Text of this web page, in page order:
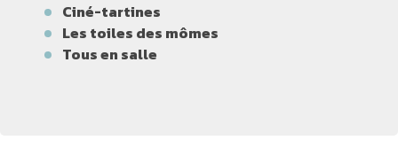
Ciné-tartines
Les toiles des mômes
Tous en salle